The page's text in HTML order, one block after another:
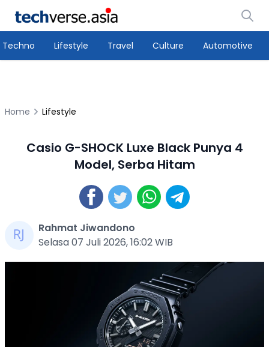
Techno Lifestyle Travel Culture Automotive
Home Lifestyle
Casio G-SHOCK Luxe Black Punya 4
Model, Serba Hitam
Rahmat Jiwandono
Selasa 07 Juli 2026, 16:02 WIB